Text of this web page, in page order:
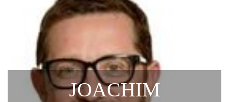
JOACHIM